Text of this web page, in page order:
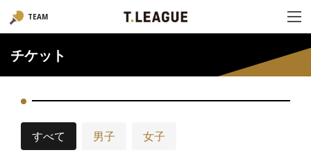
TEAM
チケット
すべて 男子 女子